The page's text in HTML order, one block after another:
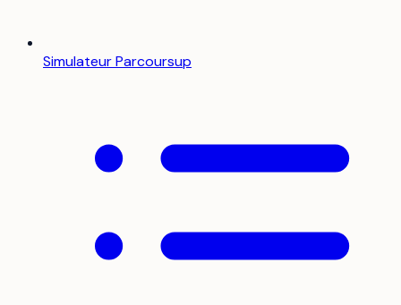
Simulateur Parcoursup